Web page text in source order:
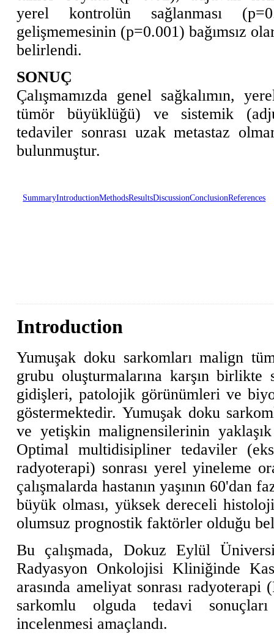
yerel kontrolün sağlanması
gelişmemesinin (p=0.001) bağımsız
belirlendi.
SONUÇ
Çalışmamızda genel sağkalımın,
tümör büyüklüğü) ve sistemik
tedaviler sonrası uzak metastaz
bulunmuştur.
SummaryIntroductionMethodsResultsDiscussionConclusionReferences
Introduction
Yumuşak doku sarkomları malign
grubu oluşturmalarına karşın birlikte
gidişleri, patolojik görünümleri ve
göstermektedir. Yumuşak doku
ve yetişkin malignensilerinin
Optimal multidisipliner tedaviler
radyoterapi) sonrası yerel yineleme
çalışmalarda hastanın yaşının 60'dan
büyük olması, yüksek dereceli
olumsuz prognostik faktörler olduğu
Bu çalışmada, Dokuz Eylül
Radyasyon Onkolojisi Kliniğinde
arasında ameliyat sonrası
sarkomlu olguda tedavi
incelenmesi amaçlandı.